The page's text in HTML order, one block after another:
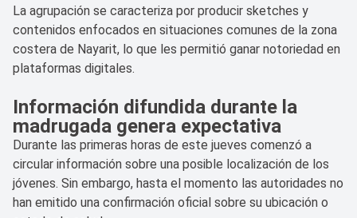
La agrupación se caracteriza por producir sketches y
contenidos enfocados en situaciones comunes de la zona
costera de Nayarit, lo que les permitió ganar notoriedad en
plataformas digitales.
Información difundida durante la
madrugada genera expectativa
Durante las primeras horas de este jueves comenzó a
circular información sobre una posible localización de los
jóvenes. Sin embargo, hasta el momento las autoridades no
han emitido una confirmación oficial sobre su ubicación o